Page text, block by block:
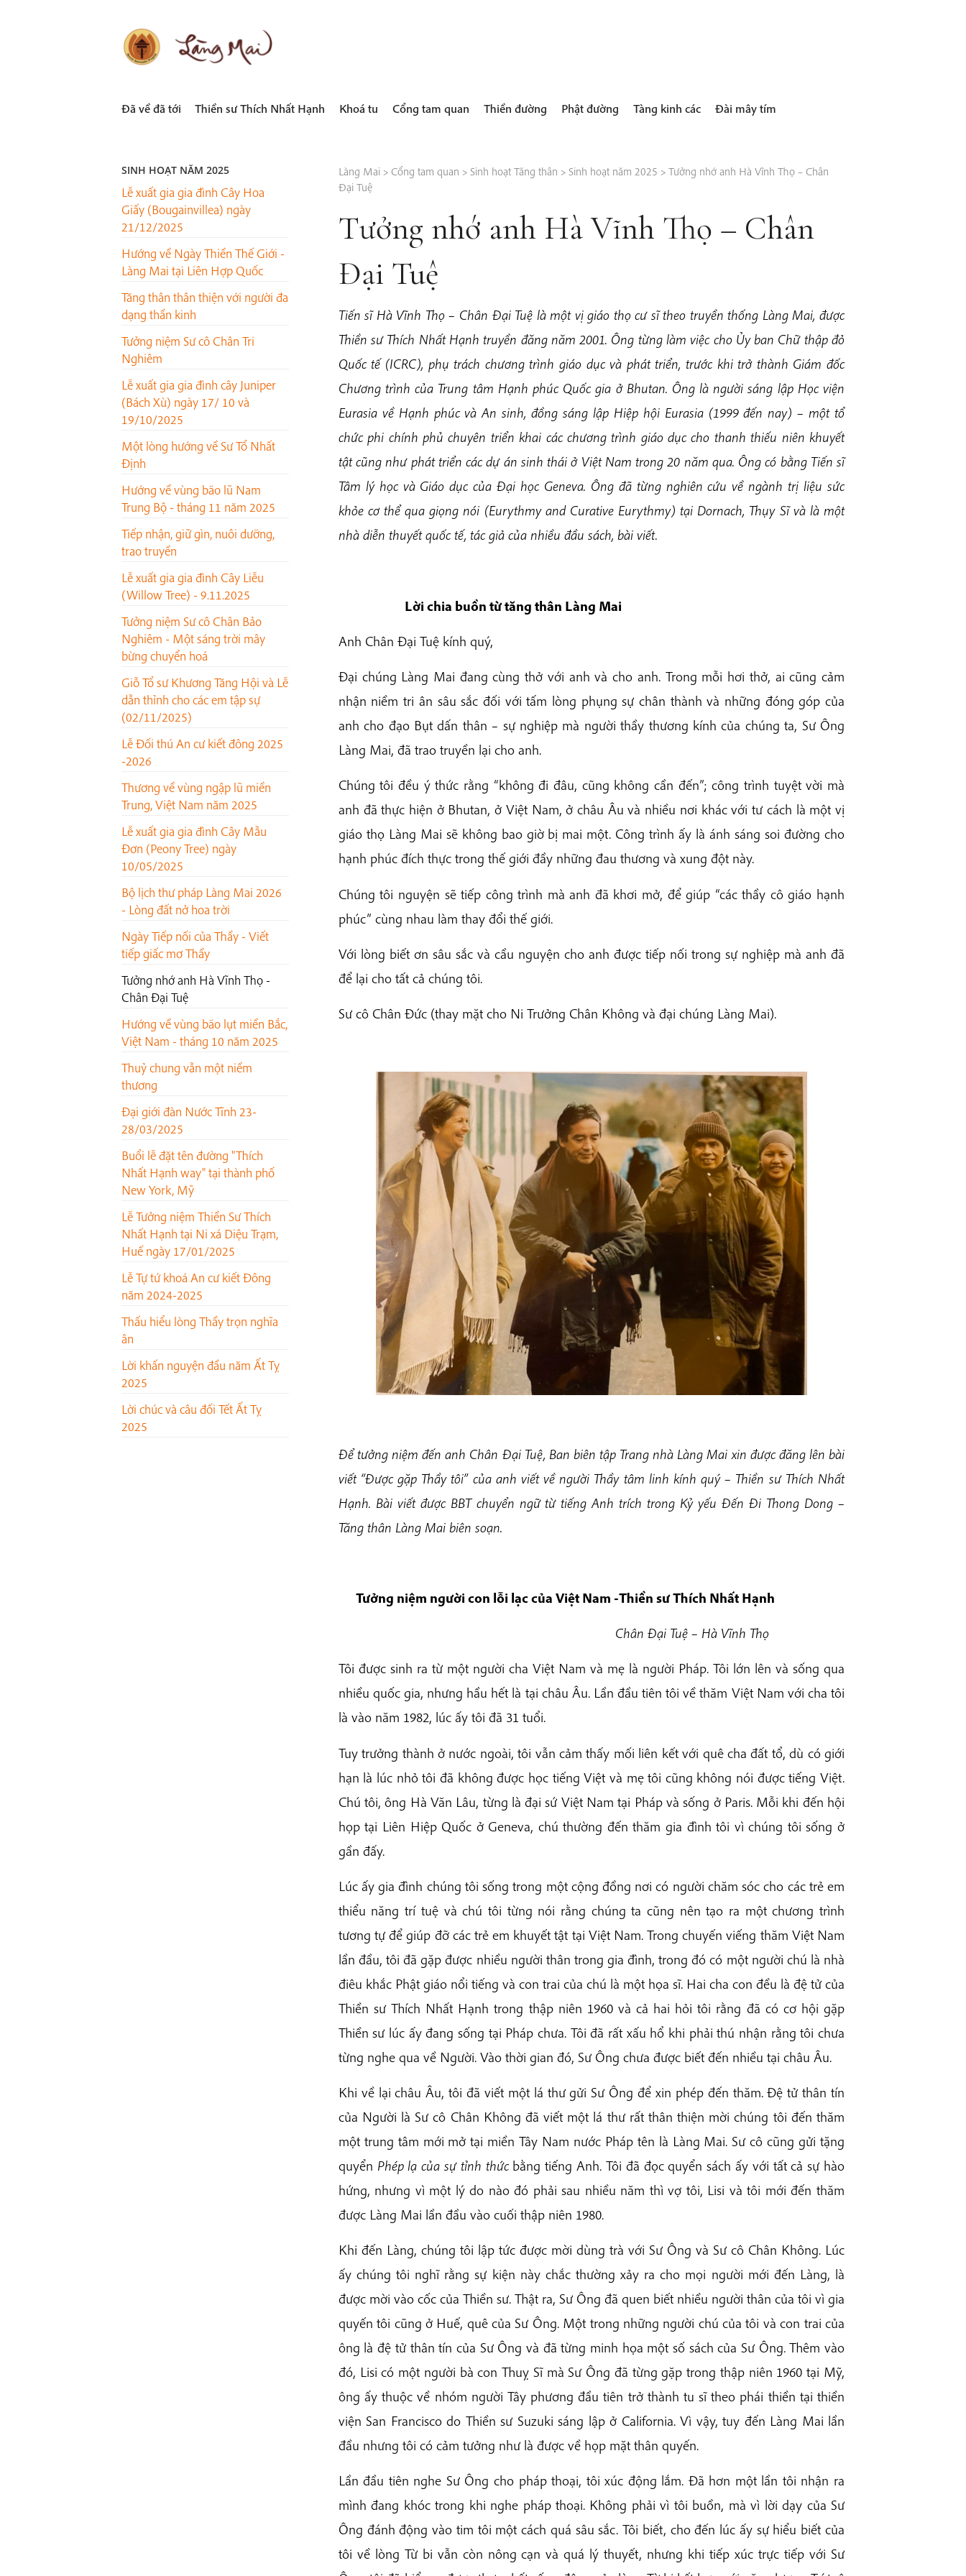
LÀNG MAI
Đã về đã tới Thiền sư Thích Nhất Hạnh Khoá tu Cổng tam quan Thiền đường Phật đường Tàng kinh các Đài mây tím
SINH HOẠT NĂM 2025
Lễ xuất gia gia đình Cây Hoa
Giấy (Bougainvillea) ngày
21/12/2025
Hướng về Ngày Thiền Thế Giới -
Làng Mai tại Liên Hợp Quốc
Tăng thân thân thiện với người đa
dạng thần kinh
Tưởng niệm Sư cô Chân Tri
Nghiêm
Lễ xuất gia gia đình cây Juniper
(Bách Xù) ngày 17/ 10 và
19/10/2025
Một lòng hướng về Sư Tổ Nhất
Định
Hướng về vùng bão lũ Nam
Trung Bộ - tháng 11 năm 2025
Tiếp nhận, giữ gìn, nuôi dưỡng,
trao truyền
Lễ xuất gia gia đình Cây Liễu
(Willow Tree) - 9.11.2025
Tưởng niệm Sư cô Chân Bảo
Nghiêm - Một sáng trời mây
bừng chuyển hoá
Giỗ Tổ sư Khương Tăng Hội và Lễ
dẫn thỉnh cho các em tập sự
(02/11/2025)
Lễ Đối thú An cư kiết đông 2025
-2026
Thương về vùng ngập lũ miền
Trung, Việt Nam năm 2025
Lễ xuất gia gia đình Cây Mẫu
Đơn (Peony Tree) ngày
10/05/2025
Bộ lịch thư pháp Làng Mai 2026
- Lòng đất nở hoa trời
Ngày Tiếp nối của Thầy - Viết
tiếp giấc mơ Thầy
Tưởng nhớ anh Hà Vĩnh Thọ -
Chân Đại Tuệ
Hướng về vùng bão lụt miền Bắc,
Việt Nam - tháng 10 năm 2025
Thuỷ chung vẫn một niềm
thương
Đại giới đàn Nước Tĩnh 23-
28/03/2025
Buổi lễ đặt tên đường "Thích
Nhất Hạnh way" tại thành phố
New York, Mỹ
Lễ Tưởng niệm Thiền Sư Thích
Nhất Hạnh tại Ni xá Diệu Trạm,
Huế ngày 17/01/2025
Lễ Tự tứ khoá An cư kiết Đông
năm 2024-2025
Thấu hiểu lòng Thầy trọn nghĩa
ân
Lời khấn nguyện đầu năm Ất Tỵ
2025
Lời chúc và câu đối Tết Ất Tỵ
2025
Làng Mai> Cổng tam quan > Sinh hoạt Tăng thân > Sinh hoạt năm 2025 > Tưởng nhớ anh Hà Vĩnh Thọ – Chân
Đại Tuệ
Tưởng nhớ anh Hà Vĩnh Thọ – Chân
Đại Tuệ
Tiến sĩ Hà Vĩnh Thọ – Chân Đại Tuệ là một vị giáo thọ cư sĩ theo truyền thống Làng Mai, được
Thiền sư Thích Nhất Hạnh truyền đăng năm 2001. Ông từng làm việc cho Ủy ban Chữ thập đỏ
Quốc tế (ICRC), phụ trách chương trình giáo dục và phát triển, trước khi trở thành Giám đốc
Chương trình của Trung tâm Hạnh phúc Quốc gia ở Bhutan. Ông là người sáng lập Học viện
Eurasia về Hạnh phúc và An sinh, đồng sáng lập Hiệp hội Eurasia (1999 đến nay) – một tổ
chức phi chính phủ chuyên triển khai các chương trình giáo dục cho thanh thiếu niên khuyết
tật cũng như phát triển các dự án sinh thái ở Việt Nam trong 20 năm qua. Ông có bằng Tiến sĩ
Tâm lý học và Giáo dục của Đại học Geneva. Ông đã từng nghiên cứu về ngành trị liệu sức
khỏe cơ thể qua giọng nói (Eurythmy and Curative Eurythmy) tại Dornach, Thụy Sĩ và là một
nhà diễn thuyết quốc tế, tác giả của nhiều đầu sách, bài viết.
Lời chia buồn từ tăng thân Làng Mai
Anh Chân Đại Tuệ kính quý,
Đại chúng Làng Mai đang cùng thở với anh và cho anh. Trong mỗi hơi thở, ai cũng cảm
nhận niềm tri ân sâu sắc đối với tấm lòng phụng sự chân thành và những đóng góp của
anh cho đạo Bụt dấn thân – sự nghiệp mà người thầy thương kính của chúng ta, Sư Ông
Làng Mai, đã trao truyền lại cho anh.
Chúng tôi đều ý thức rằng “không đi đâu, cũng không cần đến”; công trình tuyệt vời mà
anh đã thực hiện ở Bhutan, ở Việt Nam, ở châu Âu và nhiều nơi khác với tư cách là một vị
giáo thọ Làng Mai sẽ không bao giờ bị mai một. Công trình ấy là ánh sáng soi đường cho
hạnh phúc đích thực trong thế giới đầy những đau thương và xung đột này.
Chúng tôi nguyện sẽ tiếp công trình mà anh đã khơi mở, để giúp “các thầy cô giáo hạnh
phúc” cùng nhau làm thay đổi thế giới.
Với lòng biết ơn sâu sắc và cầu nguyện cho anh được tiếp nối trong sự nghiệp mà anh đã
để lại cho tất cả chúng tôi.
Sư cô Chân Đức (thay mặt cho Ni Trưởng Chân Không và đại chúng Làng Mai).
Để tưởng niệm đến anh Chân Đại Tuệ, Ban biên tập Trang nhà Làng Mai xin được đăng lên bài
viết “Được gặp Thầy tôi” của anh viết về người Thầy tâm linh kính quý – Thiền sư Thích Nhất
Hạnh. Bài viết được BBT chuyển ngữ từ tiếng Anh trích trong Kỷ yếu Đến Đi Thong Dong –
Tăng thân Làng Mai biên soạn.
Tưởng niệm người con lỗi lạc của Việt Nam -Thiền sư Thích Nhất Hạnh
Chân Đại Tuệ – Hà Vĩnh Thọ
Tôi được sinh ra từ một người cha Việt Nam và mẹ là người Pháp. Tôi lớn lên và sống qua
nhiều quốc gia, nhưng hầu hết là tại châu Âu. Lần đầu tiên tôi về thăm Việt Nam với cha tôi
là vào năm 1982, lúc ấy tôi đã 31 tuổi.
Tuy trưởng thành ở nước ngoài, tôi vẫn cảm thấy mối liên kết với quê cha đất tổ, dù có giới
hạn là lúc nhỏ tôi đã không được học tiếng Việt và mẹ tôi cũng không nói được tiếng Việt.
Chú tôi, ông Hà Văn Lâu, từng là đại sứ Việt Nam tại Pháp và sống ở Paris. Mỗi khi đến hội
họp tại Liên Hiệp Quốc ở Geneva, chú thường đến thăm gia đình tôi vì chúng tôi sống ở
gần đấy.
Lúc ấy gia đình chúng tôi sống trong một cộng đồng nơi có người chăm sóc cho các trẻ em
thiểu năng trí tuệ và chú tôi từng nói rằng chúng ta cũng nên tạo ra một chương trình
tương tự để giúp đỡ các trẻ em khuyết tật tại Việt Nam. Trong chuyến viếng thăm Việt Nam
lần đầu, tôi đã gặp được nhiều người thân trong gia đình, trong đó có một người chú là nhà
điêu khắc Phật giáo nổi tiếng và con trai của chú là một họa sĩ. Hai cha con đều là đệ tử của
Thiền sư Thích Nhất Hạnh trong thập niên 1960 và cả hai hỏi tôi rằng đã có cơ hội gặp
Thiền sư lúc ấy đang sống tại Pháp chưa. Tôi đã rất xấu hổ khi phải thú nhận rằng tôi chưa
từng nghe qua về Người. Vào thời gian đó, Sư Ông chưa được biết đến nhiều tại châu Âu.
Khi về lại châu Âu, tôi đã viết một lá thư gửi Sư Ông để xin phép đến thăm. Đệ tử thân tín
của Người là Sư cô Chân Không đã viết một lá thư rất thân thiện mời chúng tôi đến thăm
một trung tâm mới mở tại miền Tây Nam nước Pháp tên là Làng Mai. Sư cô cũng gửi tặng
quyển Phép lạ của sự tỉnh thứcbằng tiếng Anh. Tôi đã đọc quyển sách ấy với tất cả sự hào
hứng, nhưng vì một lý do nào đó phải sau nhiều năm thì vợ tôi, Lisi và tôi mới đến thăm
được Làng Mai lần đầu vào cuối thập niên 1980.
Khi đến Làng, chúng tôi lập tức được mời dùng trà với Sư Ông và Sư cô Chân Không. Lúc
ấy chúng tôi nghĩ rằng sự kiện này chắc thường xảy ra cho mọi người mới đến Làng, là
được mời vào cốc của Thiền sư. Thật ra, Sư Ông đã quen biết nhiều người thân của tôi vì gia
quyến tôi cũng ở Huế, quê của Sư Ông. Một trong những người chú của tôi và con trai của
ông là đệ tử thân tín của Sư Ông và đã từng minh họa một số sách của Sư Ông. Thêm vào
đó, Lisi có một người bà con Thuỵ Sĩ mà Sư Ông đã từng gặp trong thập niên 1960 tại Mỹ,
ông ấy thuộc về nhóm người Tây phương đầu tiên trở thành tu sĩ theo phái thiền tại thiền
viện San Francisco do Thiền sư Suzuki sáng lập ở California. Vì vậy, tuy đến Làng Mai lần
đầu nhưng tôi có cảm tưởng như là được về họp mặt thân quyến.
Lần đầu tiên nghe Sư Ông cho pháp thoại, tôi xúc động lắm. Đã hơn một lần tôi nhận ra
mình đang khóc trong khi nghe pháp thoại. Không phải vì tôi buồn, mà vì lời dạy của Sư
Ông đánh động vào tim tôi một cách quá sâu sắc. Tôi biết, cho đến lúc ấy sự hiểu biết của
tôi về lòng Từ bi vẫn còn nông cạn và quá lý thuyết, nhưng khi tiếp xúc trực tiếp với Sư